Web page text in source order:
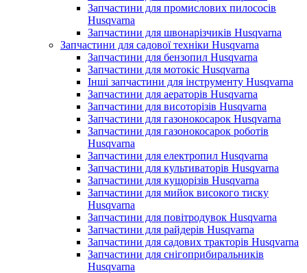
Запчастини для промислових пилососів
Husqvarna
Запчастини для швонарізчиків Husqvarna
Запчастини для садової техніки Husqvarna
Запчастини для бензопил Husqvarna
Запчастини для мотокіс Husqvarna
Інші запчастини для інструменту Husqvarna
Запчастини для аераторів Husqvarna
Запчастини для висоторізів Husqvarna
Запчастини для газонокосарок Husqvarna
Запчастини для газонокосарок роботів
Husqvarna
Запчастини для електропил Husqvarna
Запчастини для культиваторів Husqvarna
Запчастини для кущорізів Husqvarna
Запчастини для мийок високого тиску
Husqvarna
Запчастини для повітродувок Husqvarna
Запчастини для райдерів Husqvarna
Запчастини для садових тракторів Husqvarna
Запчастини для снігоприбиральників
Husqvarna